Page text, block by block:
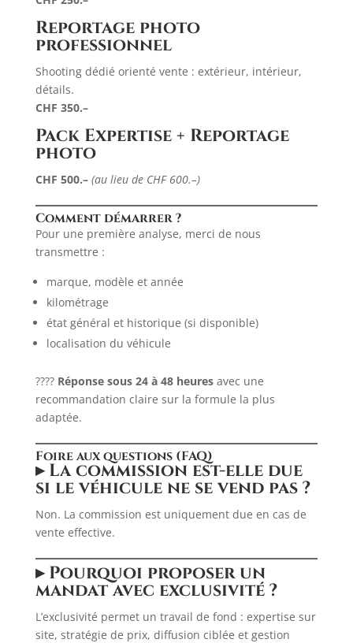
Reportage photo
professionnel
Shooting dédié orienté vente : extérieur, intérieur,
détails.
CHF 350.–
Pack Expertise + Reportage
photo
CHF 500.– (au lieu de CHF 600.–)
Comment démarrer ?
Pour une première analyse, merci de nous
transmettre :
marque, modèle et année
kilométrage
état général et historique (si disponible)
localisation du véhicule
???? Réponse sous 24 à 48 heuresavec une
recommandation claire sur la formule la plus
adaptée.
Foire aux questions (FAQ)
▸ La commission est-elle due
si le véhicule ne se vend pas ?
Non. La commission est uniquement due en cas de
vente effective.
▸ Pourquoi proposer un
mandat avec exclusivité ?
L’exclusivité permet un travail de fond : expertise sur
site, stratégie de prix, diffusion ciblée et gestion